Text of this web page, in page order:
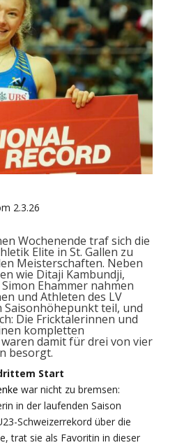
2.3.26
Wochenende traf sich die
Elite in St. Gallen zu
Meisterschaften. Neben
wie Ditaji Kambundji,
Ehammer nahmen
und Athleten des LV
Saisonhöhepunkt teil, und
Die Fricktalerinnen und
kompletten
damit für drei von vier
besorgt.
Start
war nicht zu bremsen:
in der laufenden Saison
Schweizerrekord über die
trat sie als Favoritin in dieser